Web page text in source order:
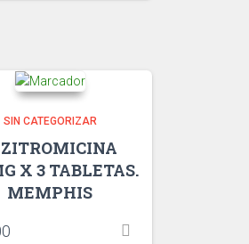
SIN CATEGORIZAR
X 3 TABLETAS.
MEMPHIS